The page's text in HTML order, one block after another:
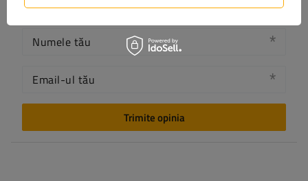
Numele tău
Email-ul tău
Trimite opinia